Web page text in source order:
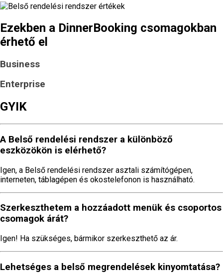
Ezekben a DinnerBooking csomagokban
érhető el
Business
Enterprise
GYIK
A Belső rendelési rendszer a különböző
eszközökön is elérhető?
Igen, a Belső rendelési rendszer asztali számítógépen,
interneten, táblagépen és okostelefonon is használható.
Szerkeszthetem a hozzáadott menük és csoportos
csomagok árát?
Igen! Ha szükséges, bármikor szerkeszthető az ár.
Lehetséges a belső megrendelések kinyomtatása?